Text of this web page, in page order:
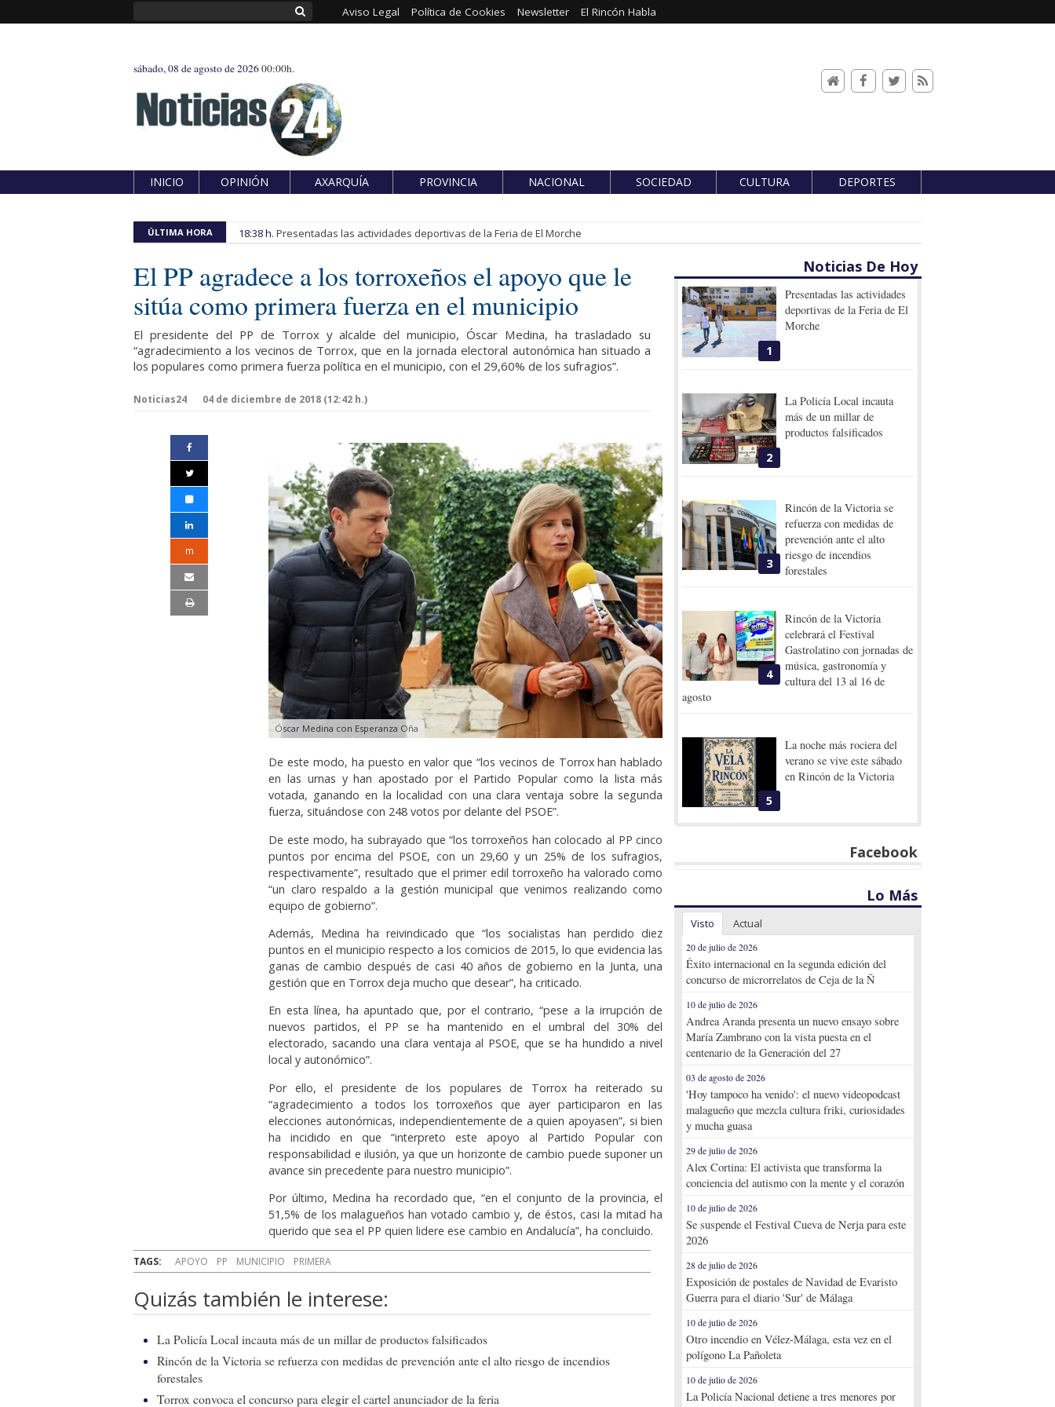
Aviso Legal Política de Cookies Newsletter El Rincón Habla
sábado, 08 de agosto de 202600:00h.
INICIO OPINIÓN AXARQUÍA PROVINCIA NACIONAL SOCIEDAD CULTURA DEPORTES
ÚLTIMA HORA 18:38 h. Presentadas las actividades deportivas de la Feria de El Morche
El PP agradece a los torroxeños el apoyo que le
sitúa como primera fuerza en el municipio
El presidente del PP de Torrox y alcalde del municipio, Óscar Medina, ha trasladado su
“agradecimiento a los vecinos de Torrox, que en la jornada electoral autonómica han situado a
los populares como primera fuerza política en el municipio, con el 29,60% de los sufragios”.
Noticias24 04 de diciembre de 2018 (12:42 h.)
m
Óscar Medina con Esperanza Oña
De este modo, ha puesto en valor que “los vecinos de Torrox han hablado
en las urnas y han apostado por el Partido Popular como la lista más
votada, ganando en la localidad con una clara ventaja sobre la segunda
fuerza, situándose con 248 votos por delante del PSOE”.
De este modo, ha subrayado que “los torroxeños han colocado al PP cinco
puntos por encima del PSOE, con un 29,60 y un 25% de los sufragios,
respectivamente”, resultado que el primer edil torroxeño ha valorado como
“un claro respaldo a la gestión municipal que venimos realizando como
equipo de gobierno”.
Además, Medina ha reivindicado que “los socialistas han perdido diez
puntos en el municipio respecto a los comicios de 2015, lo que evidencia las
ganas de cambio después de casi 40 años de gobierno en la Junta, una
gestión que en Torrox deja mucho que desear”, ha criticado.
En esta línea, ha apuntado que, por el contrario, “pese a la irrupción de
nuevos partidos, el PP se ha mantenido en el umbral del 30% del
electorado, sacando una clara ventaja al PSOE, que se ha hundido a nivel
local y autonómico”.
Por ello, el presidente de los populares de Torrox ha reiterado su
“agradecimiento a todos los torroxeños que ayer participaron en las
elecciones autonómicas, independientemente de a quien apoyasen”, si bien
ha incidido en que “interpreto este apoyo al Partido Popular con
responsabilidad e ilusión, ya que un horizonte de cambio puede suponer un
avance sin precedente para nuestro municipio”.
Por último, Medina ha recordado que, “en el conjunto de la provincia, el
51,5% de los malagueños han votado cambio y, de éstos, casi la mitad ha
querido que sea el PP quien lidere ese cambio en Andalucía”, ha concluido.
TAGS: APOYO PP MUNICIPIO PRIMERA
Quizás también le interese:
La Policía Local incauta más de un millar de productos falsificados
Rincón de la Victoria se refuerza con medidas de prevención ante el alto riesgo de incendios
forestales
Torrox convoca el concurso para elegir el cartel anunciador de la feria
Noticias De Hoy
1
Presentadas las actividades
deportivas de la Feria de El
Morche
2
La Policía Local incauta
más de un millar de
productos falsificados
3
Rincón de la Victoria se
refuerza con medidas de
prevención ante el alto
riesgo de incendios
forestales
4
Rincón de la Victoria
celebrará el Festival
Gastrolatino con jornadas de
música, gastronomía y
cultura del 13 al 16 de
agosto
5
La noche más rociera del
verano se vive este sábado
en Rincón de la Victoria
Facebook
Lo Más
Visto Actual
20 de julio de 2026
Éxito internacional en la segunda edición del
concurso de microrrelatos de Ceja de la Ñ
10 de julio de 2026
Andrea Aranda presenta un nuevo ensayo sobre
María Zambrano con la vista puesta en el
centenario de la Generación del 27
03 de agosto de 2026
'Hoy tampoco ha venido': el nuevo videopodcast
malagueño que mezcla cultura friki, curiosidades
y mucha guasa
29 de julio de 2026
Alex Cortina: El activista que transforma la
conciencia del autismo con la mente y el corazón
10 de julio de 2026
Se suspende el Festival Cueva de Nerja para este
2026
28 de julio de 2026
Exposición de postales de Navidad de Evaristo
Guerra para el diario 'Sur' de Málaga
10 de julio de 2026
Otro incendio en Vélez-Málaga, esta vez en el
polígono La Pañoleta
10 de julio de 2026
La Policía Nacional detiene a tres menores por